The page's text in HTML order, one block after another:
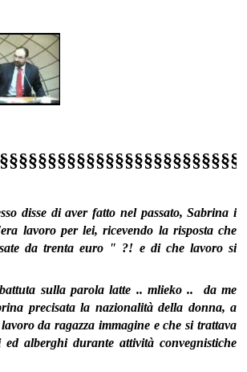
disse di aver fatto nel passato, Sabrina i
lavoro per lei, ricevendo la risposta che
da trenta euro " ?! e di che lavoro si
sulla parola latte .. mlieko ..
da me
precisata la nazionalità della donna, a
da ragazza immagine e che si trattava
alberghi durante attività convegnistiche